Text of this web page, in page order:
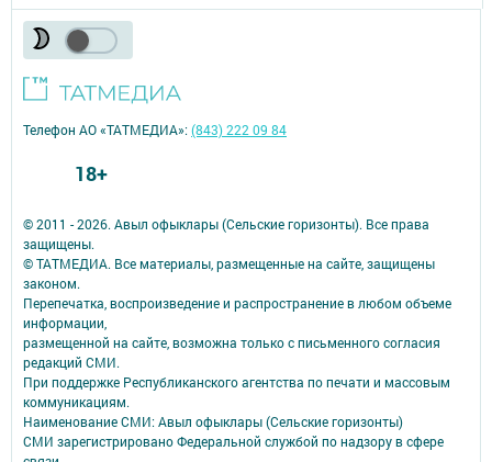
© 2011 - 2026. Авыл офыклары (Сельские горизонты). Все права
защищены.
© ТАТМЕДИА. Все материалы, размещенные на сайте, защищены
законом.
Перепечатка, воспроизведение и распространение в любом объеме
информации,
размещенной на сайте, возможна только с письменного согласия
редакций СМИ.
При поддержке Республиканского агентства по печати и массовым
коммуникациям.
Наименование СМИ: Авыл офыклары (Сельские горизонты)
СМИ зарегистрировано Федеральной службой по надзору в сфере
Телефон АО «ТАТМЕДИА»:(843) 222 09 84
18+